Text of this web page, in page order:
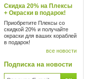
Скидка 20% на Плексы
+ Окраски в подарок!
Приобретите Плексы со
скидкой 20% и получайте
окраски для ваших кораблей
в подарок!
все новости
Подписка на новости